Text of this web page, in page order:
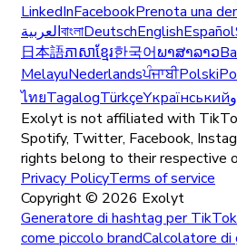
LinkedInFacebookPrenota una
العربيةবাংলাDeutschEnglishEspañol
日本語ភាសាខ្មែរ한국어ພາສາລາວ
MelayuNederlandsਪੰਜਾਬੀPolski
ไทยTagalogTürkçeYкраїнський
Exolyt is not affiliated with
Spotify, Twitter, Facebook,
rights belong to their respective
Privacy PolicyTerms of service
Copyright © 2026 Exolyt
Generatore di hashtag per TikTok
come piccolo brandCalcolatore di